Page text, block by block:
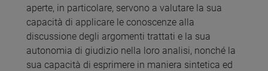
aperte, in particolare, servono a valutare la sua
capacità di applicare le conoscenze alla
discussione degli argomenti trattati e la sua
autonomia di giudizio nella loro analisi, nonché la
sua capacità di esprimere in maniera sintetica ed